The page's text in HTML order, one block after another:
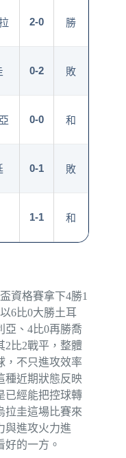
2-0 勝
0-2 敗
0-0 和
0-1 敗
1-1 和
資格賽拿下4勝1
6比0大勝土耳
亞、4比0再勝喬
2比2戰平，整體
，不只進攻效率
種近期狀態反映
已經能把控球轉
拉圭這場比賽來
與進攻火力進
的一方。